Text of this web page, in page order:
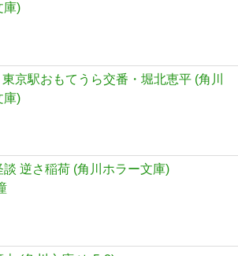
庫)
京駅おもてうら交番・堀北恵平 (角川
庫)
談 逆さ稲荷 (角川ホラー文庫)